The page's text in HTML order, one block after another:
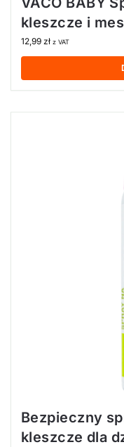
kleszcze i
12,99 zł z VAT
Bezpieczny
kleszcze dla